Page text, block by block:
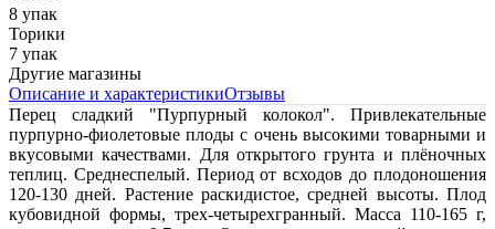
8 упак
Торики
7 упак
Другие магазины
Описание и характеристикиОтзывы
Перец сладкий "Пурпурный колокол". Привлекательные
пурпурно-фиолетовые плоды с очень высокими товарными и
вкусовыми качествами. Для открытого грунта и плёночных
теплиц. Среднеспелый. Период от всходов до плодоношения
120-130 дней. Растение раскидистое, средней высоты. Плод
кубовидной формы, трех-четырехгранный. Масса 110-165 г,